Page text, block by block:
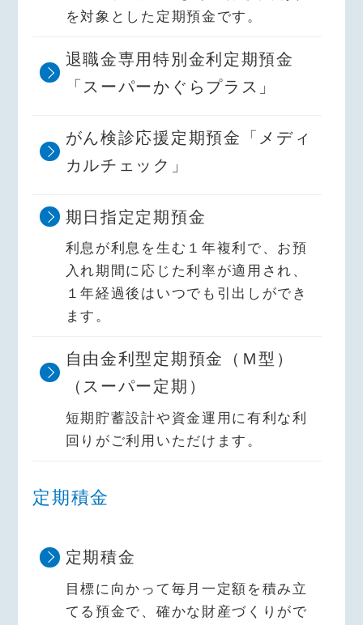
を対象とした定期預金です。
退職金専用特別金利定期預金
「スーパーかぐらプラス」
がん検診応援定期預金「メディ
カルチェック」
期日指定定期預金
利息が利息を生む１年複利で、お預
入れ期間に応じた利率が適用され、
１年経過後はいつでも引出しができ
ます。
自由金利型定期預金（Ｍ型）
（スーパー定期）
短期貯蓄設計や資金運用に有利な利
回りがご利用いただけます。
定期積金
定期積金
目標に向かって毎月一定額を積み立
てる預金で、確かな財産づくりがで